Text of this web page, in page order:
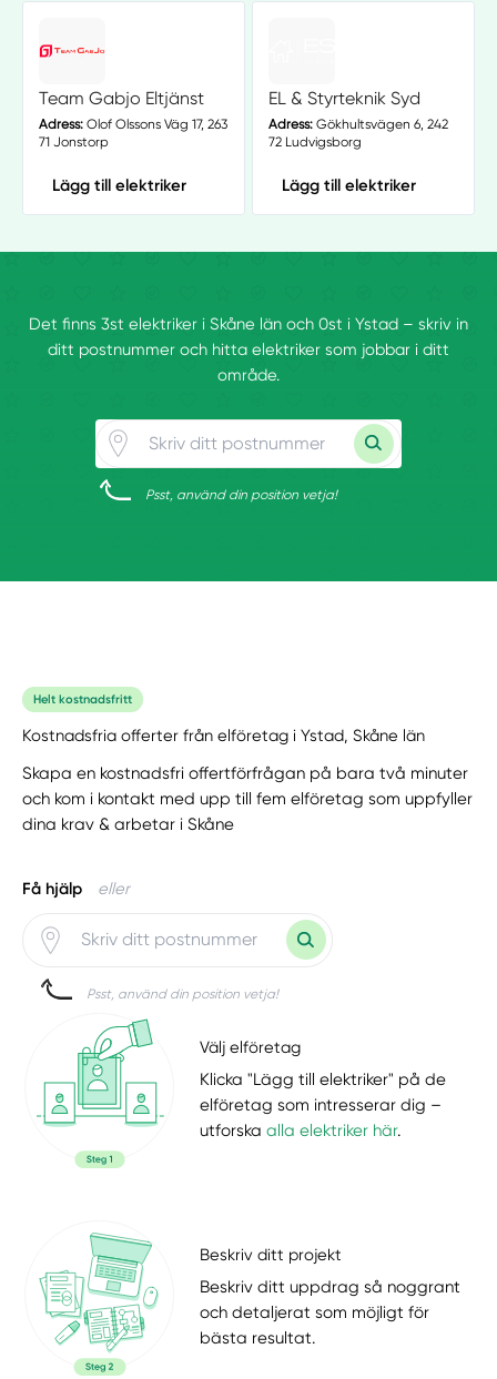
Team Gabjo Eltjänst
Adress:Olof Olssons Väg 17, 263
71 Jonstorp
Lägg till elektriker
EL & Styrteknik Syd
Adress:Gökhultsvägen 6, 242
72 Ludvigsborg
Lägg till elektriker
Det finns 3st elektriker i Skåne län och 0st i Ystad – skriv in
ditt postnummer och hitta elektriker som jobbar i ditt
område.
Psst, använd din position vetja!
Helt kostnadsfritt
Kostnadsfria offerter från elföretag i Ystad, Skåne län
Skapa en kostnadsfri offertförfrågan på bara två minuter
och kom i kontakt med upp till fem elföretag som uppfyller
dina krav & arbetar i Skåne
Få hjälp eller
Psst, använd din position vetja!
Välj elföretag
Klicka "Lägg till elektriker" på de
elföretag som intresserar dig –
utforskaalla elektriker här.
Beskriv ditt projekt
Beskriv ditt uppdrag så noggrant
och detaljerat som möjligt för
bästa resultat.